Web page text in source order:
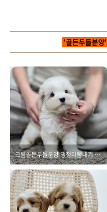
'골든두들분양'
크림골든두들분양 댕청미뽐내기 머핀이